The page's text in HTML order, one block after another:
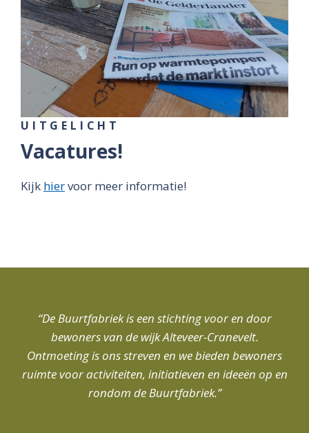
UITGELICHT
Vacatures!
Kijk hiervoor meer informatie!
“De Buurtfabriek is een stichting voor en door
bewoners van de wijk Alteveer-Cranevelt.
Ontmoeting is ons streven en we bieden bewoners
ruimte voor activiteiten, initiatieven en ideeën op en
rondom de Buurtfabriek.”